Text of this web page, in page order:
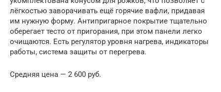
лёгкостью заворачивать ещё горячие вафли, придавая
им нужную форму. Антипригарное покрытие тщательно
оберегает тесто от пригорания, при этом панели легко
очищаются. Есть регулятор уровня нагрева, индикаторы
работы, система защиты от перегрева.
Средняя цена — 2 600 руб.